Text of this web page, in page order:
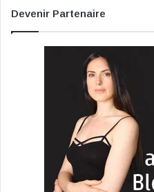
Devenir Partenaire